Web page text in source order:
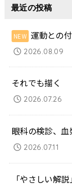
最近の投稿
運動との
2026.08.09
それでも描く
2026.07.26
眼科の検診、
2026.07.11
「やさしい解